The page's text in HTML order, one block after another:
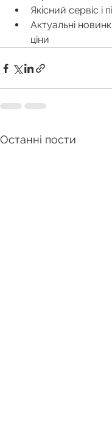
Якісний сервіс і
Актуальні
ціни
Останні пости